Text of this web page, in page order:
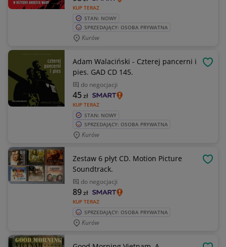
KUP TERAZ
STAN: NOWY
SPRZEDAJĄCY: OSOBA PRYWATNA
Kurów
Adam Walaciński - Czterej pancerni i
pies. GAD CD 145.
do negocjacji
KUP TERAZ
45zł
STAN: NOWY
SPRZEDAJĄCY: OSOBA PRYWATNA
Kurów
Zestaw 6 płyt CD. Motion Picture
Soundtrack.
do negocjacji
KUP TERAZ
89zł
SPRZEDAJĄCY: OSOBA PRYWATNA
Kurów